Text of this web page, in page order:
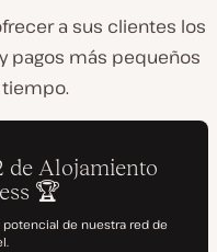
a sus clientes los
pagos más pequeños